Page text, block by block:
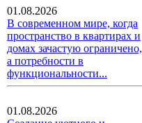
01.08.2026
В современном мире, когда
пространство в квартирах и
домах зачастую ограничено,
а потребности в
функциональности...
01.08.2026